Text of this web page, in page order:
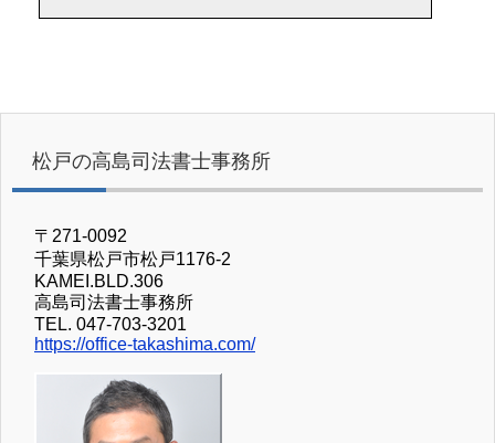
松戸の高島司法書士事務所
〒271-0092
千葉県松戸市松戸1176-2
KAMEI.BLD.306
高島司法書士事務所
TEL. 047-703-3201
https://office-takashima.com/